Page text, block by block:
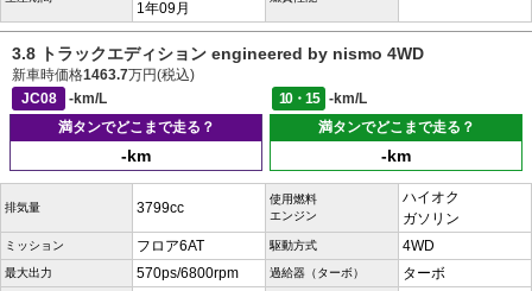
1年09月
3.8 トラックエディション engineered by nismo 4WD
新車時価格1463.7万円(税込)
JC08
-km/L 10・15
-km/L
満タンでどこまで走る？
-km
満タンでどこまで走る？
-km
排気量 3799cc
使用燃料
エンジン
ハイオク
ガソリン
ミッション フロア6AT 駆動方式 4WD
最大出力 570ps/6800rpm 過給器（ターボ） ターボ